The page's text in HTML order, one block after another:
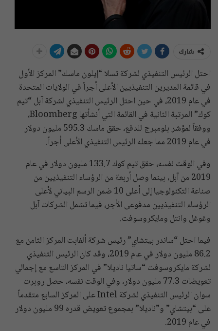
شارك
احتل الرئيس التنفيذي لشركة تسلا “إيلون ماسك” المركز الأول
في قائمة المديرين التنفيذيين الأعلى أجراً في الولايات المتحدة
في عام 2019، في حين احتل الرئيس التنفيذي لشركة آبل “تيم
كوك” المرتبة الثانية في القائمة التي أنشأتها Bloomberg،
ووفقاً لمؤشر بلومبرج للدفع، حقق ماسك 595.3 مليون دولار
في عام 2019 مما جعله الرئيس التنفيذي الأعلى أجراً.
وفي الوقت نفسه، حقق تيم كوك 133.7 مليون دولار في عام
2019 من آبل، بينما وصل أربعة من الرؤساء التنفيذيين من
صناعة التكنولوجيا إلى أعلى 10 ضمن الرسم البياني لأعلى
الرؤساء التنفيذيين مدفوعى الأجر، فيما تشمل الشركات آبل
وغوغل وانتل ومايكروسوفت.
فيما احتل “ساندر بيتشاي” رئيس شركة ألفابت المركز الثامن مع
86.2 مليون دولار في عام 2019، وقد كان الرئيس التنفيذي
لشركة مايكروسوفت “ساتيا ناديلا” في المركز التاسع مع إجمالي
تعويضات 77.3 مليون دولار، وفي الوقت نفسه، حصل روبرت
سوان الرئيس التنفيذي لشركة Intel على المركز السابع متقدماً
على “بيتشاي” و”ناديلا” بمجموع تعويض قدره 99 مليون دولار
في عام 2019.